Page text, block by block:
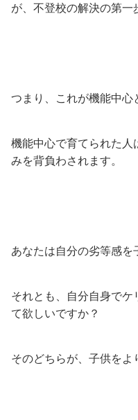
が、不登校の解決の第一
つまり、これが機能中心
機能中心で育てられた人
みを背負わされます。
あなたは自分の劣等感を
それとも、自分自身でケ
て欲しいですか？
そのどちらが、子供をよ